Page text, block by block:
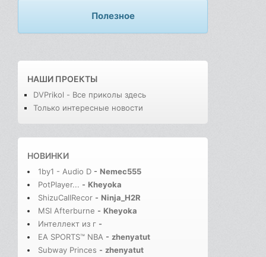
Полезное
НАШИ ПРОЕКТЫ
DVPrikol - Все приколы здесь
Только интересные новости
НОВИНКИ
1by1 - Audio D - Nemec555
PotPlayer... - Kheyoka
ShizuCallRecor - Ninja_H2R
MSI Afterburne - Kheyoka
Интеллект из г -
EA SPORTS™ NBA - zhenyatut
Subway Princes - zhenyatut